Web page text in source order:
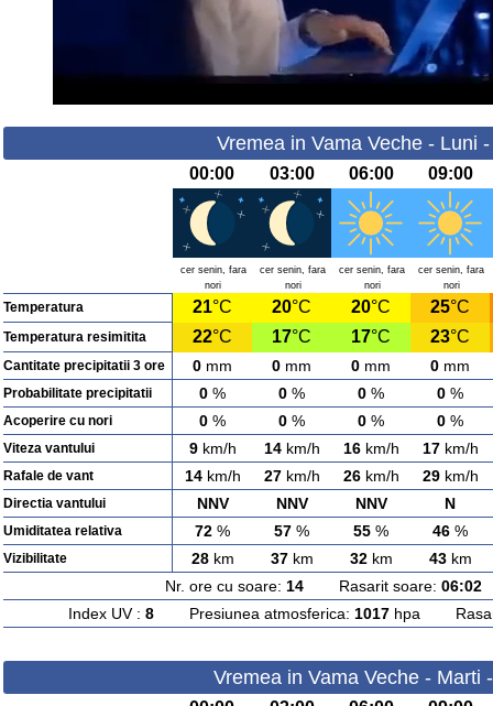
Vremea in Vama Veche - Luni
00:00 03:00 06:00 09:00
cer senin, fara
nori
cer senin, fara
nori
cer senin, fara
nori
cer senin, fara
nori
Temperatura 21°C 20°C 20°C 25°C
Temperatura resimitita 22°C 17°C 17°C 23°C
Cantitate precipitatii 3 ore 0 mm 0 mm 0 mm 0 mm
Probabilitate precipitatii 0 % 0 % 0 % 0 %
Acoperire cu nori 0 % 0 % 0 % 0 %
Viteza vantului 9km/h 14km/h 16km/h 17km/h
Rafale de vant 14km/h 27km/h 26km/h 29km/h
Directia vantului NNV NNV NNV N
Umiditatea relativa 72 % 57 % 55 % 46 %
Vizibilitate 28km 37km 32km 43km
Nr. ore cu soare: 14Rasarit soare: 06:02
Index UV : 8Presiunea atmosferica: 1017hpa
Vremea in Vama Veche - Marti